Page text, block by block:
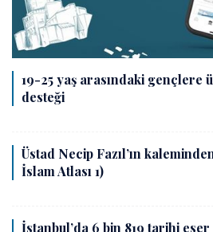
19-25 yaş arasındaki gençlere
desteği
Üstad Necip Fazıl’ın
İslam Atlası 1)
İstanbul’da 6 bin 819 tarihi